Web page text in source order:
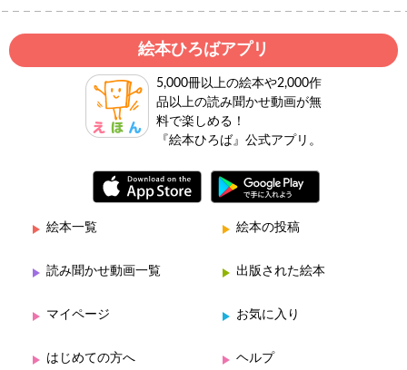
絵本ひろばアプリ
5,000冊以上の絵本や2,000作
品以上の読み聞かせ動画が無
料で楽しめる！
『絵本ひろば』公式アプリ。
絵本一覧 絵本の投稿
読み聞かせ動画一覧 出版された絵本
マイページ お気に入り
はじめての方へ ヘルプ